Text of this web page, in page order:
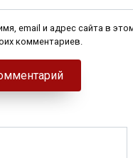
email и адрес сайта в
комментариев.